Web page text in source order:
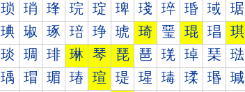
琐 琑 琒 琓 琔 琕 琖 琗 琘 琙 琚
琠 琡 琢 琣 琤 琥 琦 琧 琨 琩 琪
琰 琱 琲 琳 琴 琵 琶 琷 琸 琹 琺
瑀 瑁 瑂 瑃 瑄 瑅 瑆 瑇 瑈 瑉 瑊